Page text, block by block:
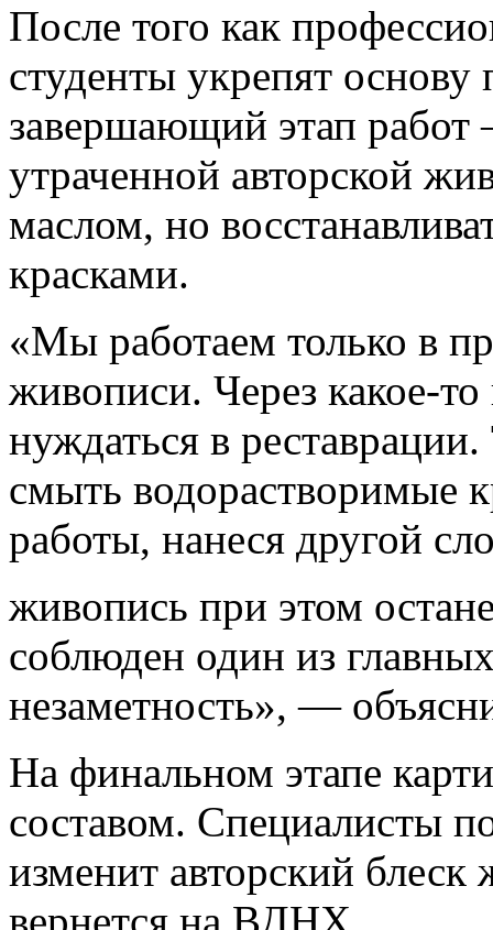
После того как
студенты укрепят основу
завершающий этап
утраченной авторской
маслом, но
красками.
«Мы работаем только в
живописи. Через какое-
нуждаться в
смыть водорастворимые
работы, нанеся другой
живопись при этом
соблюден один из
незаметность», —
На финальном этапе
составом. Специалисты
изменит авторский
вернется на ВДНХ.